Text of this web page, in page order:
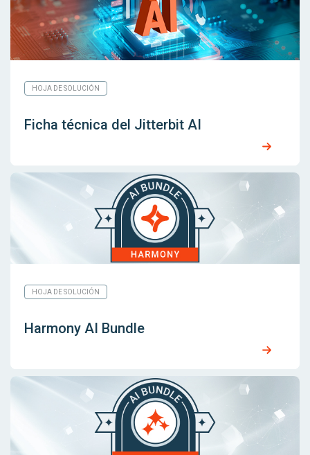
HOJA DE SOLUCIÓN
Ficha técnica del Jitterbit AI
HOJA DE SOLUCIÓN
Harmony AI Bundle